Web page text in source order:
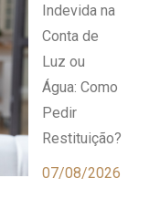
Indevida na
Conta de
Luz ou
Água: Como
Pedir
Restituição?
07/08/2026